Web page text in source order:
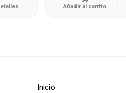
Añadir al carrito
Inicio